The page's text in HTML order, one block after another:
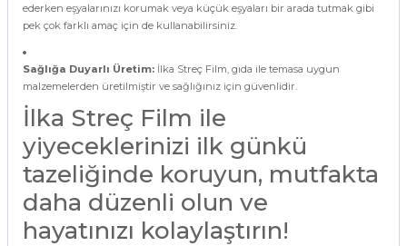
ederken eşyalarınızı korumak veya küçük eşyaları bir arada tutmak gibi
pek çok farklı amaç için de kullanabilirsiniz.
Sağlığa Duyarlı Üretim: İlka Streç Film, gıda ile temasa uygun
malzemelerden üretilmiştir ve sağlığınız için güvenlidir.
İlka Streç Film ile
yiyeceklerinizi ilk günkü
tazeliğinde koruyun, mutfakta
daha düzenli olun ve
hayatınızı kolaylaştırın!